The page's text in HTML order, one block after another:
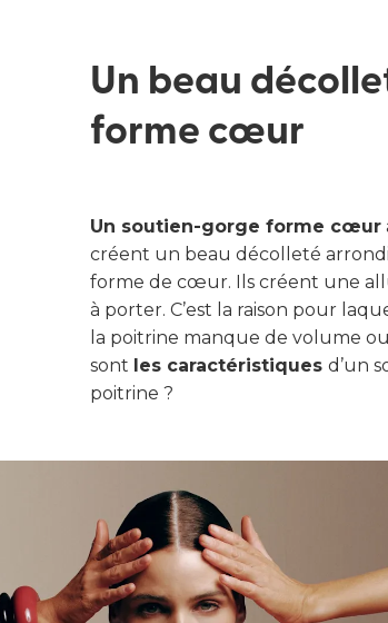
Un beau
forme cœur
Un soutien-gorge forme cœur
créent un beau décolleté
forme de cœur. Ils créent une
à porter. C’est la raison pour
la poitrine manque de volume
sont les caractéristiques d’un
poitrine ?